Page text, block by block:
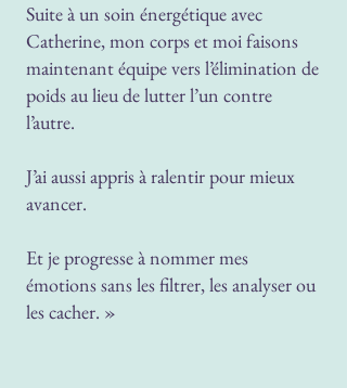
Suite à un soin énergétique avec
Catherine, mon corps et moi faisons
maintenant équipe vers l’élimination de
poids au lieu de lutter l’un contre
l’autre.
J’ai aussi appris à ralentir pour mieux
avancer.
Et je progresse à nommer mes
émotions sans les filtrer, les analyser ou
les cacher. »